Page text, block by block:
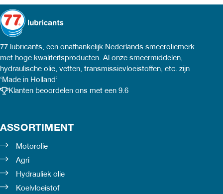
77 lubricants, een onafhankelijk Nederlands smeeroliemerk
met hoge kwaliteitsproducten. Al onze smeermiddelen,
hydraulische olie, vetten, transmissievloeistoffen, etc. zijn
‘Made in Holland’
Klanten beoordelen ons met een 9.6
ASSORTIMENT
Motorolie
Agri
Hydrauliek olie
Koelvloeistof